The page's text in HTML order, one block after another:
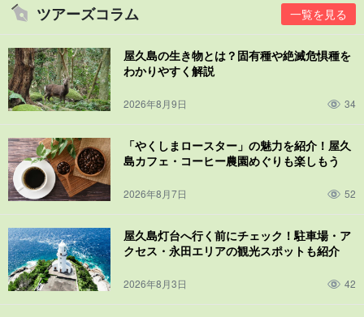
オプションで貸切プランもご案内可能
プライベートな時間を楽しみたい方やグループでの利用をご希望
貸切ならばガイドがルート選びやペース配分を柔軟に調整してく
れるので、小さなお子様連れや高齢の方も安心です。参加者一人
ひとりの体力や興味に応じたきめ細やかな対応が可能です◎
ツアーズコラム 一覧を見る
屋久島の生き物とは？固有種や絶滅危惧種を
わかりやすく解説
2026年8月9日 34
「やくしまロースター」の魅力を紹介！屋久
島カフェ・コーヒー農園めぐりも楽しもう
2026年8月7日 52
屋久島灯台へ行く前にチェック！駐車場・ア
クセス・永田エリアの観光スポットも紹介
2026年8月3日 42